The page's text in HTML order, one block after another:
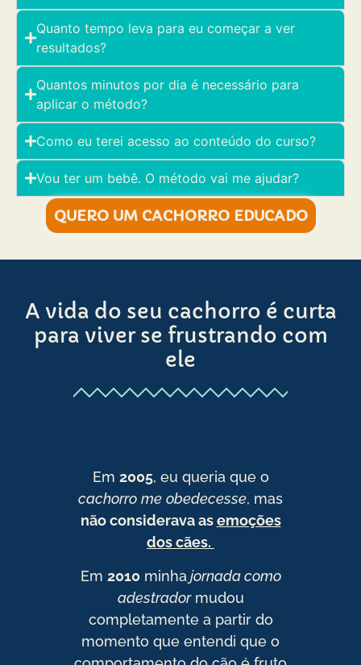
Quanto tempo leva para eu começar a ver
resultados?
Quantos minutos por dia é necessário para
aplicar o método?
Como eu terei acesso ao conteúdo do curso?
Vou ter um bebê. O método vai me ajudar?
QUERO UM CACHORRO EDUCADO
A vida do seu cachorro é curta
para viver se frustrando com
ele
Em 2005, eu queria que o
cachorro me obedecesse, mas
não considerava asemoções
dos cães.
Em 2010minha jornada como
adestradormudou
completamente a partir do
momento que entendi que o